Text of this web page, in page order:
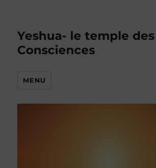
Yeshua- le temple des
Consciences
MENU